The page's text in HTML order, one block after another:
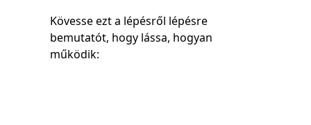
Kövesse ezt a lépésről lépésre
bemutatót, hogy lássa, hogyan
működik: